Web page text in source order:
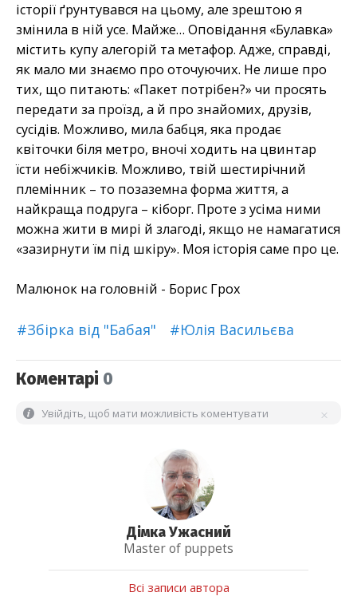
історії ґрунтувався на цьому, але зрештою я
змінила в ній усе. Майже… Оповідання «Булавка»
містить купу алегорій та метафор. Адже, справді,
як мало ми знаємо про оточуючих. Не лише про
тих, що питають: «Пакет потрібен?» чи просять
передати за проїзд, а й про знайомих, друзів,
сусідів. Можливо, мила бабця, яка продає
квіточки біля метро, вночі ходить на цвинтар
їсти небіжчиків. Можливо, твій шестирічний
племінник – то позаземна форма життя, а
найкраща подруга – кіборг. Проте з усіма ними
можна жити в мирі й злагоді, якщо не намагатися
«зазирнути їм під шкіру». Моя історія саме про це.
Малюнок на головній - Борис Грох
#Збірка від "Бабая" #Юлія Васильєва
Коментарі 0
Увійдіть, щоб мати можливість коментувати
Дімка Ужасний
Master of puppets
Всі записи автора